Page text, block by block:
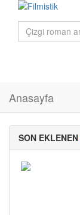
Anasayfa
SON EKLENEN